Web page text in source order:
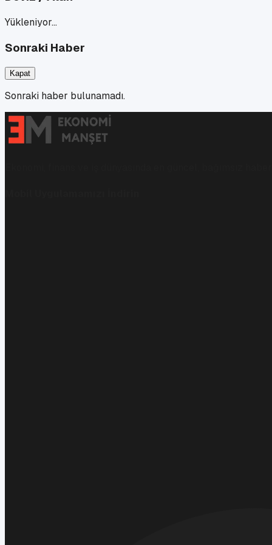
Yükleniyor…
Sonraki Haber
Kapat
Sonraki haber bulunamadı.